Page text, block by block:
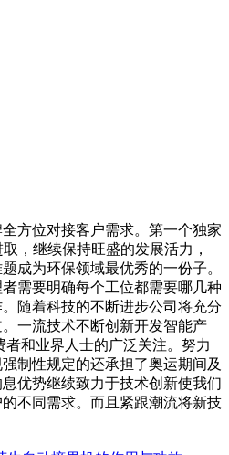
方位对接客户需求。第一个独家
，继续保持旺盛的发展活力，
成为环保领域最优秀的一份子。
需要明确每个工位都需要哪几种
随着科技的不断进步公司将充分
一流技术不断创新开发智能产
和业界人士的广泛关注。努力
制性规定的还承担了奥运期间及
优势继续致力于技术创新使我们
不同需求。而且紧跟潮流将新技